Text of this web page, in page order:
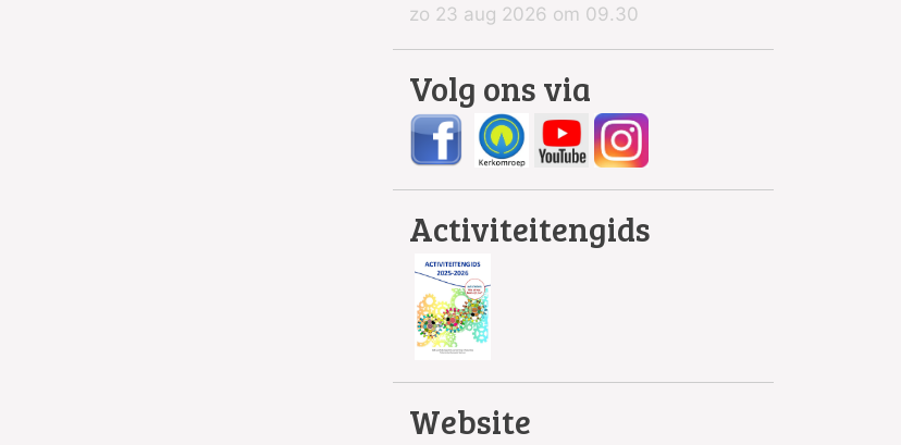
zo 23 aug 2026 om 09.30
Volg ons via
Activiteitengids
Website